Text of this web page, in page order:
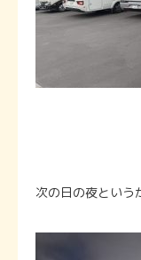
次の日の夜という